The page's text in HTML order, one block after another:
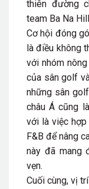
thiên đường
team Ba Na
Cơ hội đóng
là điều không
với nhóm
của sân golf
những sân
châu Á cũng
với là việc hợp
F&B để nâng
này đã mang
vẹn.
Cuối cùng, vị